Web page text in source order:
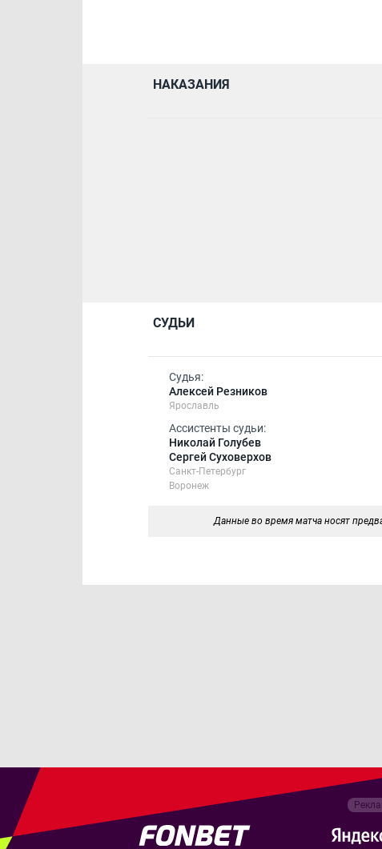
НАКАЗАНИЯ
СУДЬИ
Судья:
Алексей Резников
Ярославль
Ассистенты судьи:
Николай Голубев
Сергей Суховерхов
Санкт-Петербург
Воронеж
Данные во время матча носят